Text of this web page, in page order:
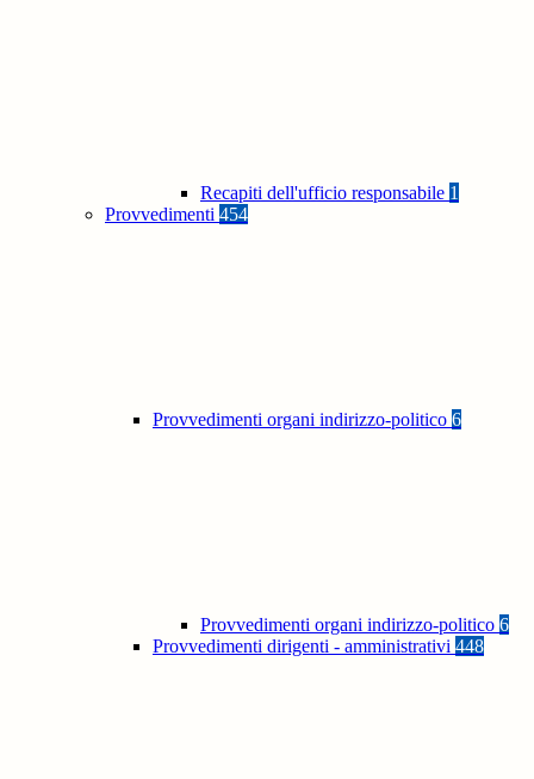
Recapiti dell'ufficio responsabile 1
Provvedimenti 454
Provvedimenti organi indirizzo-politico 6
Provvedimenti organi indirizzo-politico 6
Provvedimenti dirigenti - amministrativi 448